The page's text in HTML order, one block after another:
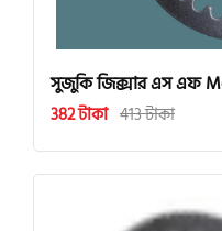
সুজুকি জিক্সার এস এফ
382 টাকা 413 টাকা